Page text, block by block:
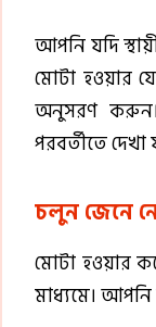
আপনি যদি
মোটা হওয়ার
অনুসরণ করুন।
পরবর্তীতে
চলুন জেনে
মোটা হওয়ার
মাধ্যমে।